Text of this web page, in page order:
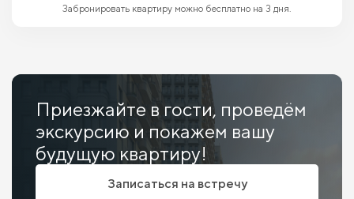
Забронировать квартиру можно бесплатно на 3 дня.
Приезжайте в гости, проведём
экскурсию и покажем вашу
будущую квартиру!
Записаться на встречу